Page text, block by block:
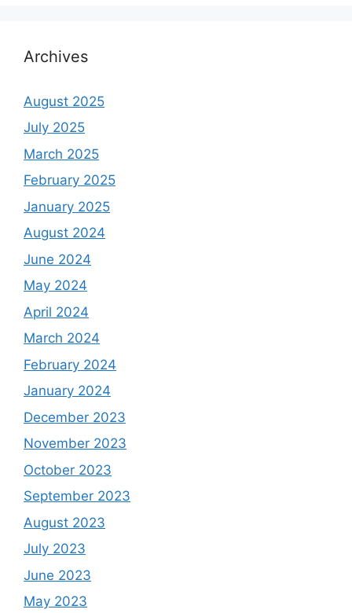
Archives
August 2025
July 2025
March 2025
February 2025
January 2025
August 2024
June 2024
May 2024
April 2024
March 2024
February 2024
January 2024
December 2023
November 2023
October 2023
September 2023
August 2023
July 2023
June 2023
May 2023